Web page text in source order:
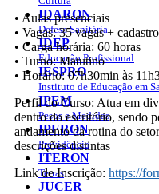
IDARON
Defesa Sanitária
IDEP
Educação Profissional
IESPRO
Instituto de Educação em
IPEM
Pesos e Medidas
IPERON
Previdência
ITERON
Terras
JUCER
• Aulas presenciais
• Vagas: 35 vagas +
• Carga horária: 60 horas
• Turno: Matutino
• Horário: 07h30min às
Perfil do Curso: Atua em
dentro do escritório, sendo
andamento da rotina do
descrições distintas
Link de Inscrição: https://